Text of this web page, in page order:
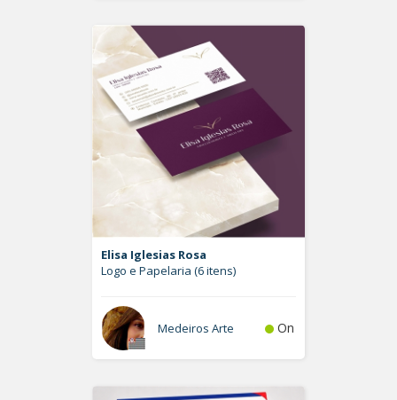
Elisa Iglesias Rosa
Logo e Papelaria (6 itens)
Medeiros Arte On